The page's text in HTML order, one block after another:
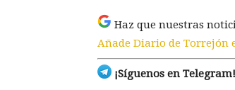
Haz que nuestras
Añade Diario de Torrejón
¡Síguenos en Telegram!